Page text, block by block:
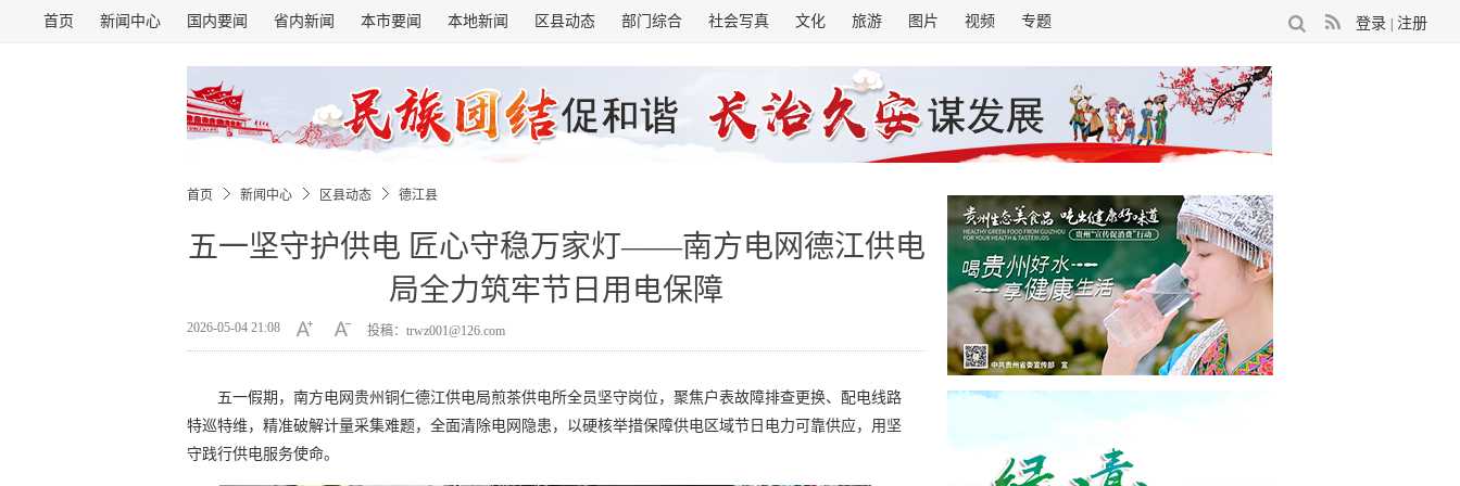
登录 注册
首页 新闻中心 国内要闻 省内新闻 本市要闻 本地新闻 区县动态 部门综合 社会写真 文化 旅游 图片 视频 专题
首页 新闻中心 区县动态 德江县
五一坚守护供电 匠心守稳万家灯——南方电网德江供电
局全力筑牢节日用电保障
2026-05-04 21:08 投稿：trwz001@126.com
五一假期，南方电网贵州铜仁德江供电局煎茶供电所全员坚守岗位，聚焦户表故障排查更换、配电线路
特巡特维，精准破解计量采集难题，全面清除电网隐患，以硬核举措保障供电区域节日电力可靠供应，用坚
守践行供电服务使命。